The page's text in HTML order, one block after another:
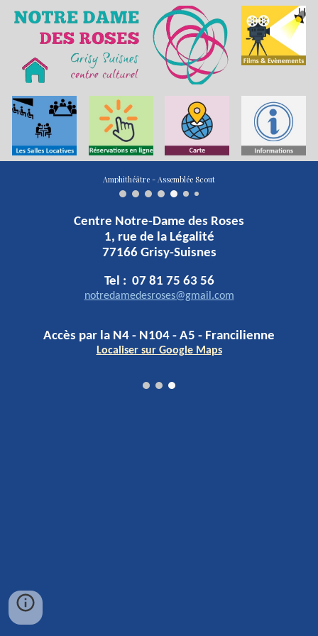
Skip to main content Skip to navigation
Amphithéâtre - Assemblée Scout
Centre Notre-Dame des Roses
1, rue de la Légalité
77166 Grisy-Suisnes
Tel : 07 81 75 63 56
notredamedesroses@gmail.com
Accès par la N4 - N104 - A5 - Francilienne
Localiser sur Google Maps